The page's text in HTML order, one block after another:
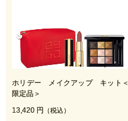
ホリデー メイクアップ キット＜
限定品＞
13,420 円
（税込）